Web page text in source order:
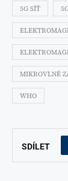
5G SÍŤ
MIKROVLNÉ
WHO
SDÍLET